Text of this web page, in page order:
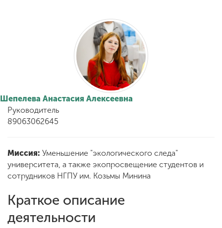
Обучение
Международная
деятельность
Другие виды
деятельности
Студенческая жизнь
Шепелева Анастасия Алексеевна
Руководитель
89063062645
Миссия: Уменьшение "экологического следа"
университета, а также экопросвещение студентов и
сотрудников НГПУ им. Козьмы Минина
Краткое описание
деятельности